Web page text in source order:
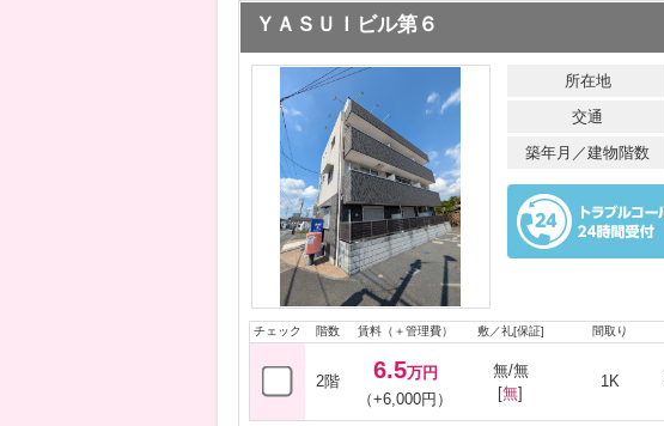
ＹＡＳＵＩビル第６
所在地
交通
築年月／建物階数
チェック 階数 賃料（＋管理費） 敷／礼[保証] 間取り
2階 6.5万円
（+6,000円）
無/無
[無]
1K